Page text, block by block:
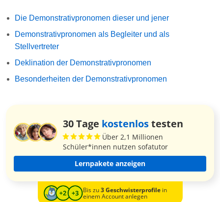
Die Demonstrativpronomen dieser und jener
Demonstrativpronomen als Begleiter und als
Stellvertreter
Deklination der Demonstrativpronomen
Besonderheiten der Demonstrativpronomen
30 Tage kostenlostesten
Über 2,1 Millionen
Schüler*innen nutzen sofatutor
Lernpakete anzeigen
Bis zu3 Geschwisterprofilein
einem Account anlegen